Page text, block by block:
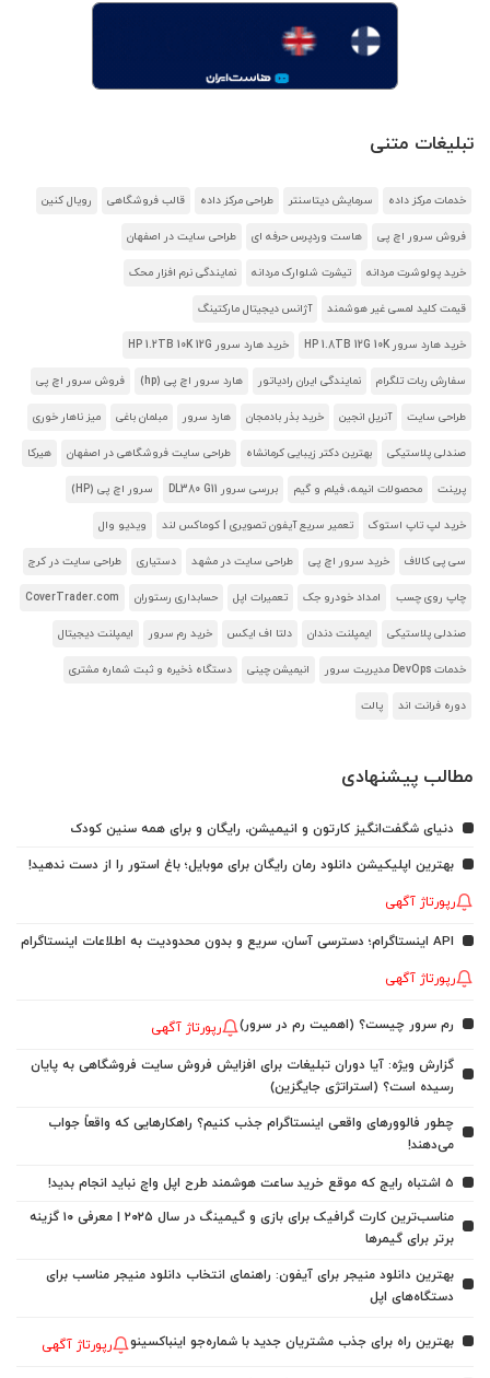
تبلیغات متنی
خدمات مرکز داده سرمایش دیتاسنتر طراحی مرکز داده قالب فروشگاهی رویال کنین
فروش سرور اچ پی هاست وردپرس حرفه ای طراحی سایت در اصفهان
خرید پولوشرت مردانه تیشرت شلوارک مردانه نمایندگی نرم افزار محک
قیمت کلید لمسی غیر هوشمند آژانس دیجیتال مارکتینگ
خرید هارد سرور HP 1.8TB 12G 10K خرید هارد سرور HP 1.2TB 10K 12G
سفارش ربات تلگرام نمایندگی ایران رادیاتور هارد سرور اچ پی (hp) فروش سرور اچ پی
طراحی سایت آنریل انجین خرید بذر بادمجان هارد سرور مبلمان باغی میز ناهار خوری
صندلی پلاستیکی بهترین دکتر زیبایی کرمانشاه طراحی سایت فروشگاهی در اصفهان هیرکا
پرینت محصولات انیمه، فیلم و گیم بررسی سرور DL380 G11 سرور اچ پی (HP)
خرید لپ تاپ استوک تعمیر سریع آیفون تصویری | کوماکس لند ویدیو وال
سی پی کالاف خرید سرور اچ پی طراحی سایت در مشهد دستیاری طراحی سایت در کرج
چاپ روی چسب امداد خودرو جک تعمیرات اپل حسابداری رستوران CoverTrader.com
صندلی پلاستیکی ایمپلنت دندان دلتا اف ایکس خرید رم سرور ایمپلنت دیجیتال
خدمات DevOps مدیریت سرور انیمیشن چینی دستگاه ذخیره و ثبت شماره مشتری
دوره فرانت اند پالت
مطالب پیشنهادی
دنیای شگفت‌انگیز کارتون و انیمیشن، رایگان و برای همه سنین کودک
بهترین اپلیکیشن دانلود رمان رایگان برای موبایل؛ باغ استور را از دست ندهید!
رپورتاژ آگهی
API اینستاگرام؛ دسترسی آسان، سریع و بدون محدودیت به اطلاعات اینستاگرام
رپورتاژ آگهی
رم سرور چیست؟ (اهمیت رم در سرور) رپورتاژ آگهی
گزارش ویژه: آیا دوران تبلیغات برای افزایش فروش سایت فروشگاهی به پایان
رسیده است؟ (استراتژی جایگزین)
چطور فالوورهای واقعی اینستاگرام جذب کنیم؟ راهکارهایی که واقعاً جواب
می‌دهند!
5 اشتباه رایج که موقع خرید ساعت هوشمند طرح اپل واچ نباید انجام بدید!
مناسب‌ترین کارت گرافیک برای بازی و گیمینگ در سال ۲۰۲۵ | معرفی ۱۰ گزینه
برتر برای گیمرها
بهترین دانلود منیجر برای آیفون: راهنمای انتخاب دانلود منیجر مناسب برای
دستگاه‌های اپل
بهترین راه برای جذب مشتریان جدید با شماره‌جو اینباکسینو رپورتاژ آگهی